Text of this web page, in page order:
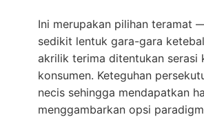
Ini merupakan pilihan teramat
sedikit lentuk gara-gara
akrilik terima ditentukan serasi
konsumen. Keteguhan
necis sehingga mendapatkan
menggambarkan opsi